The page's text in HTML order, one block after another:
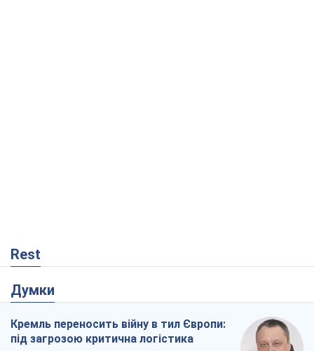
Rest
Думки
Кремль переносить війну в тил Європи:
під загрозою критична логістика